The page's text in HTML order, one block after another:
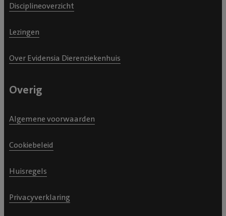
Disciplineoverzicht
Lezingen
Over Evidensia Dierenziekenhuis
Overig
Algemene voorwaarden
Cookiebeleid
Huisregels
Privacyverklaring